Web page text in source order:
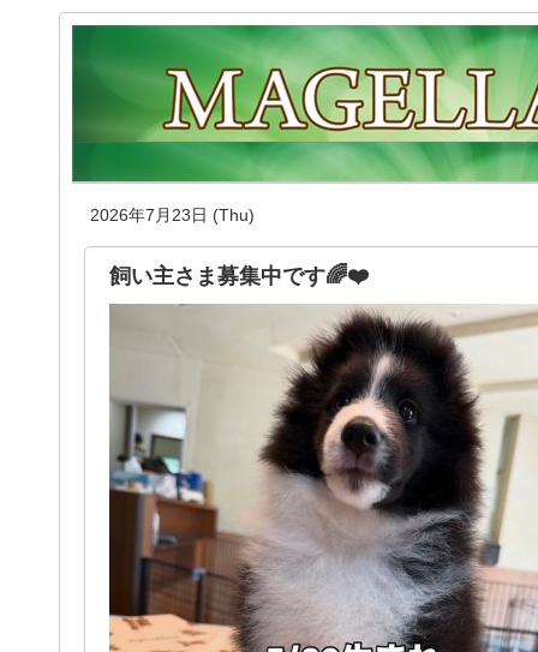
2026年7月23日 (Thu)
飼い主さま募集中です🌈❤️